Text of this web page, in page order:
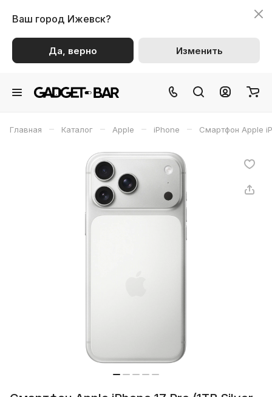
Ваш город Ижевск?
Да, верно Изменить
Главная – Каталог – Apple – iPhone – Смартфон Apple